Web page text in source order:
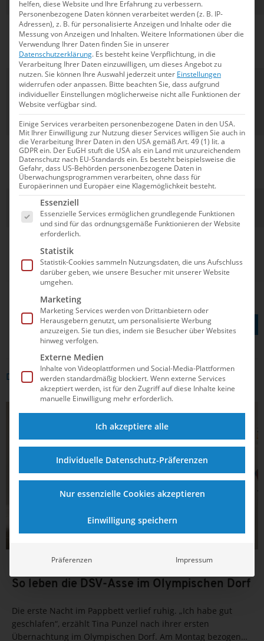
Alisa Ozhogina
Ozhogin, Iris
Tio‘ Casas
Spanien 86,9546 6
Kate
Shortman,
Isabelle
Thorpe
Großbritannien 84,9244 7
Eden Blecher,
Shelly
Bobritsky
Israel 84,5304 8
Vivienne Koch,
Joelle Peschl
Marlene Bojer,
Michelle
Zimmer
TEILEN AUF
DAS KÖNNTE DICH AUCH INTERRESSIEREN
So leben die DSV-Asse im Olympischen Dorf
Die erste Nacht im Pappbett verlief ruhig. „Ich habe gut
geschlafen“, erzählt Tina Punzel nach ihrer ersten
Übernachtung im Olympischen Dorf. Am Montag bezogen
helfen, diese Website und Ihre Erfahrung zu verbessern.
Personenbezogene Daten können verarbeitet werden (z. B. IP-
Adressen), z. B. für personalisierte Anzeigen und Inhalte oder die
Messung von Anzeigen und Inhalten.Weitere Informationen über die
Verwendung Ihrer Daten finden Sie in unserer
Datenschutzerklärung. Es besteht keine Verpflichtung, in die
Verarbeitung Ihrer Daten einzuwilligen, um dieses Angebot zu
nutzen.Sie können Ihre Auswahl jederzeit unter Einstellungen
widerrufen oder anpassen. Bitte beachten Sie, dass aufgrund
individueller Einstellungen möglicherweise nicht alle Funktionen der
Website verfügbar sind.
Einige Services verarbeiten personenbezogene Daten in den USA.
Mit Ihrer Einwilligung zur Nutzung dieser Services willigen Sie auch in
die Verarbeitung Ihrer Daten in den USA gemäß Art. 49 (1) lit. a
GDPR ein. Der EuGH stuft die USA als ein Land mit unzureichendem
Datenschutz nach EU-Standards ein. Es besteht beispielsweise die
Gefahr, dass US-Behörden personenbezogene Daten in
Überwachungsprogrammen verarbeiten, ohne dass für
Europäerinnen und Europäer eine Klagemöglichkeit besteht.
Es folgt eine Liste der Service-Gruppen, für die
Essenziell
Essenzielle Services ermöglichen grundlegende Funktionen
und sind für das ordnungsgemäße Funktionieren der Website
erforderlich.
Statistik
Statistik-Cookies sammeln Nutzungsdaten, die uns Aufschluss
darüber geben, wie unsere Besucher mit unserer Website
umgehen.
Marketing
Marketing Services werden von Drittanbietern oder
Herausgebern genutzt, um personalisierte Werbung
anzuzeigen. Sie tun dies, indem sie Besucher über Websites
hinweg verfolgen.
Externe Medien
Inhalte von Videoplattformen und Social-Media-Plattformen
werden standardmäßig blockiert. Wenn externe Services
akzeptiert werden, ist für den Zugriff auf diese Inhalte keine
manuelle Einwilligung mehr erforderlich.
Ich akzeptiere alle
Individuelle Datenschutz-Präferenzen
Nur essenzielle Cookies akzeptieren
Einwilligung speichern
Präferenzen Impressum